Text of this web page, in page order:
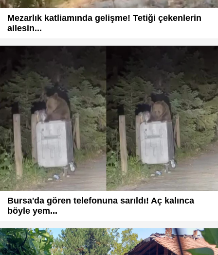
Mezarlık katliamında gelişme! Tetiği çekenlerin
ailesin...
Bursa'da gören telefonuna sarıldı! Aç kalınca
böyle yem...